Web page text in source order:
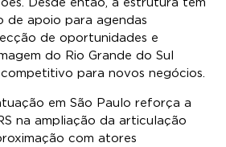
de apoio para agendas
de oportunidades e
do Rio Grande do Sul
para novos negócios.
em São Paulo reforça a
na ampliação da articulação
com atores